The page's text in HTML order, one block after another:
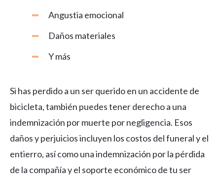
Angustia emocional
Daños materiales
Y más
Si has perdido a un ser querido en un accidente de
bicicleta, también puedes tener derecho a una
indemnización por muerte por negligencia. Esos
daños y perjuicios incluyen los costos del funeral y el
entierro, así como una indemnización por la pérdida
de la compañía y el soporte económico de tu ser